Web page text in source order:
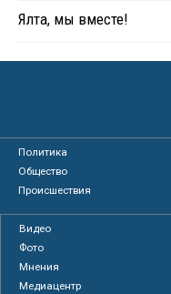
Ялта, мы вместе!
Политика
Общество
Происшествия
Видео
Фото
Мнения
Медиацентр